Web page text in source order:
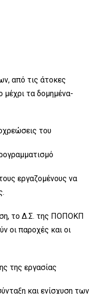
από τις άτοκες
μέχρι τα δομημένα-
του
εργαζομένους να
το Δ.Σ. της ΠΟΠΟΚΠ
οι παροχές και οι
της εργασίας
και ενίσχυση των